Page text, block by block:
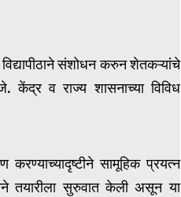
संशोधन करुन शेतकऱ्यांचे
केंद्र व राज्य शासनाच्या विविध
करण्याच्यादृष्टीने सामूहिक प्रयत्न
तयारीला सुरुवात केली असून या